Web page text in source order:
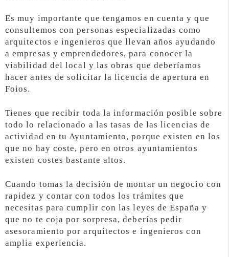
Es muy importante que tengamos en cuenta y que
consultemos con personas especializadas como
arquitectos e ingenieros que llevan años ayudando
a empresas y emprendedores, para conocer la
viabilidad del local y las obras que deberíamos
hacer antes de solicitar la licencia de apertura en
Foios.
Tienes que recibir toda la información posible sobre
todo lo relacionado a las tasas de las licencias de
actividad en tu Ayuntamiento, porque existen en los
que no hay coste, pero en otros ayuntamientos
existen costes bastante altos.
Cuando tomas la decisión de montar un negocio con
rapidez y contar con todos los trámites que
necesitas para cumplir con las leyes de España y
que no te coja por sorpresa, deberías pedir
asesoramiento por arquitectos e ingenieros con
amplia experiencia.